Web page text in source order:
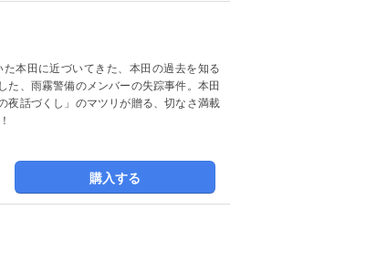
本田に近づいてきた、本田の過去を知る
た、雨霧警備のメンバーの失踪事件。本田
夜話づくし」のマツリが贈る、切なさ満載
購入する